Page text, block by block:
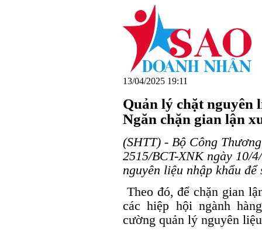
13/04/2025 19:11
Quản lý chặt nguyên
Ngăn chặn gian lận
(SHTT) - Bộ Công
2515/BCT-XNK ngày 10/
nguyên liệu nhập khẩu
Theo đó, để chặn gian
các hiệp hội ngành
cường quản lý nguyên